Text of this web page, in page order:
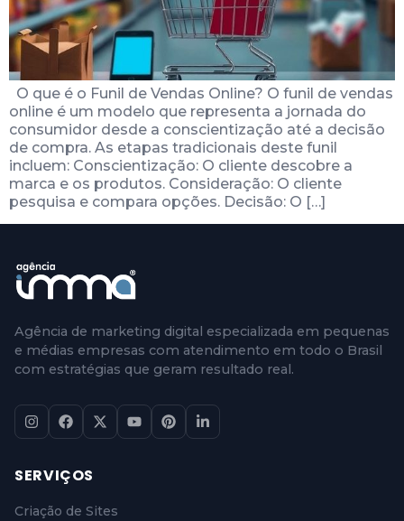
O que é o Funil de Vendas Online? O funil de vendas
online é um modelo que representa a jornada do
consumidor desde a conscientização até a decisão
de compra. As etapas tradicionais deste funil
incluem: Conscientização: O cliente descobre a
marca e os produtos. Consideração: O cliente
pesquisa e compara opções. Decisão: O […]
Agência de marketing digital especializada em pequenas
e médias empresas com atendimento em todo o Brasil
com estratégias que geram resultado real.
SERVIÇOS
Criação de Sites